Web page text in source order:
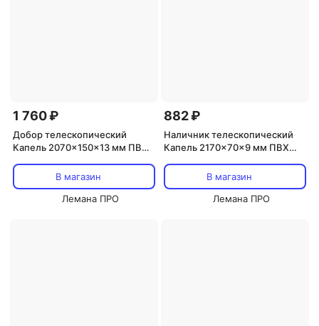
1 760 ₽
Добор телескопический
Капель 2070x150x13 мм ПВХ
В магазин
Лемана ПРО
882 ₽
Наличник телескопический
Капель 2170x70x9 мм ПВХ
В магазин
Лемана ПРО